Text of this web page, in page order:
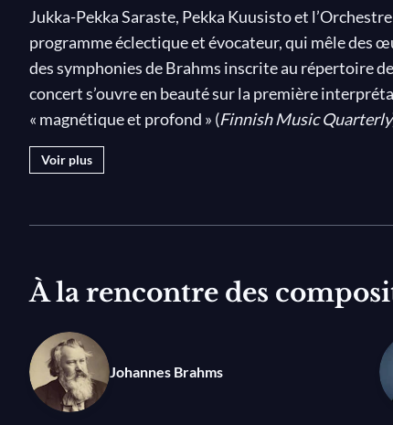
Jukka-Pekka Saraste, Pekka Kuusisto et
programme éclectique et évocateur, qui mêle des
des symphonies de Brahms inscrite au répertoire
concert s’ouvre en beauté sur la première
« magnétique et profond » (Finnish Music Quarterly
Thorvaldsdottir, en résidence avec l’orchestre, et
cors spatialisés et gongs
Kreeta-Julia Heikkilä s’emparent de l’envoûtant
Photo © Felix Broede
Voir plus
À la rencontre des
Johannes Brahms